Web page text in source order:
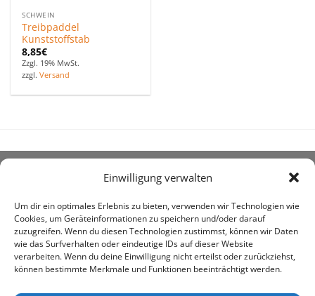
Einwilligung verwalten
Um dir ein optimales Erlebnis zu bieten, verwenden wir Technologien wie
Cookies, um Geräteinformationen zu speichern und/oder darauf
zuzugreifen. Wenn du diesen Technologien zustimmst, können wir Daten
wie das Surfverhalten oder eindeutige IDs auf dieser Website
verarbeiten. Wenn du deine Einwilligung nicht erteilst oder zurückziehst,
können bestimmte Merkmale und Funktionen beeinträchtigt werden.
SCHWEIN
Treibpaddel
Kunststoffstab
8,85€
Zzgl. 19% MwSt.
zzgl.Versand